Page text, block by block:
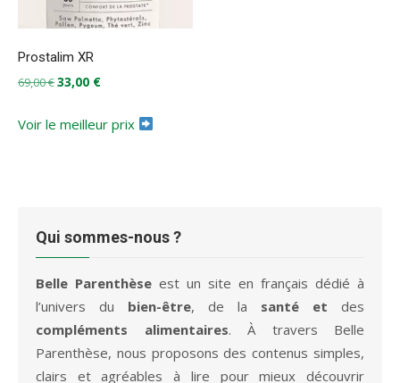
Prostalim XR
69,00€Le
initial
33,00 €Le
actuel
Voir le meilleur prix
Qui sommes-nous ?
Belle Parenthèse est un site en français dédié à
l’univers du bien-être, de la santé et des
compléments alimentaires. À travers Belle
Parenthèse, nous proposons des contenus simples,
clairs et agréables à lire pour mieux découvrir